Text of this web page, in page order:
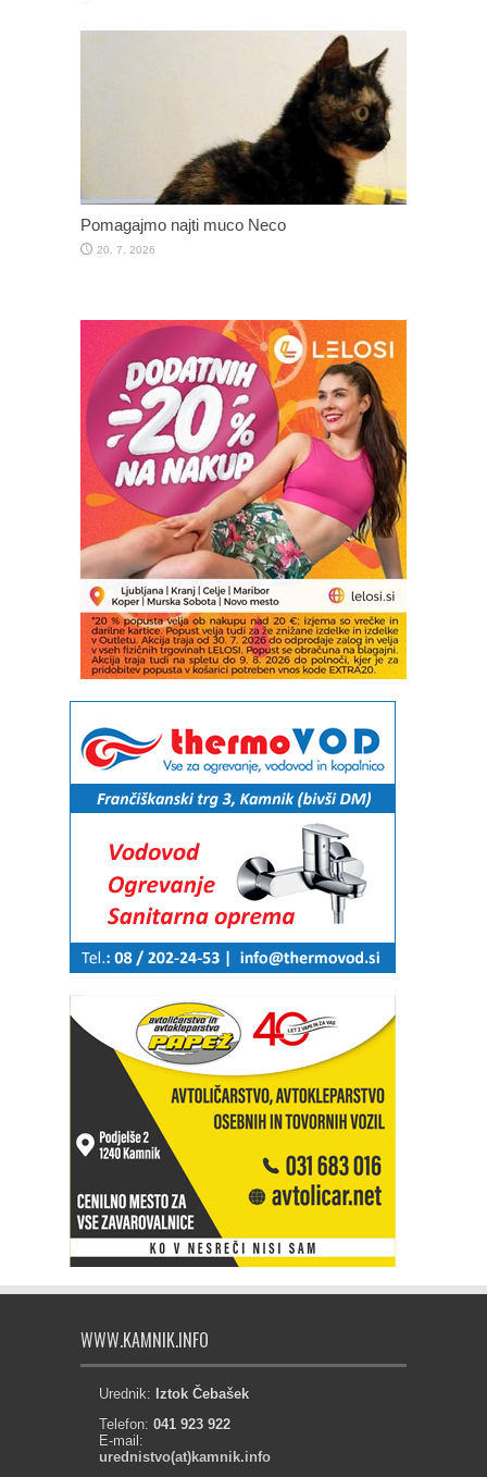
Pomagajmo najti muco Neco
20. 7. 2026
WWW.KAMNIK.INFO
Urednik: Iztok Čebašek
Telefon: 041 923 922
E-mail:
urednistvo(at)kamnik.info